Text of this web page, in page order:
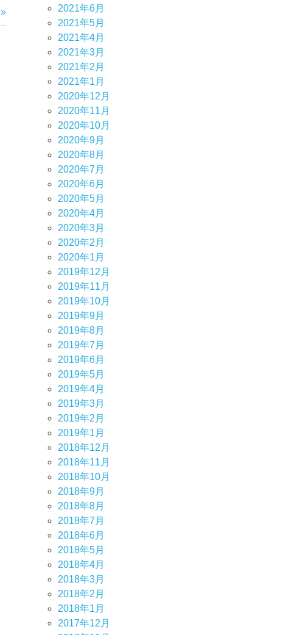
2021年6月
2021年5月
2021年4月
2021年3月
2021年2月
2021年1月
2020年12月
2020年11月
2020年10月
2020年9月
2020年8月
2020年7月
2020年6月
2020年5月
2020年4月
2020年3月
2020年2月
2020年1月
2019年12月
2019年11月
2019年10月
2019年9月
2019年8月
2019年7月
2019年6月
2019年5月
2019年4月
2019年3月
2019年2月
2019年1月
2018年12月
2018年11月
2018年10月
2018年9月
2018年8月
2018年7月
2018年6月
2018年5月
2018年4月
2018年3月
2018年2月
2018年1月
2017年12月